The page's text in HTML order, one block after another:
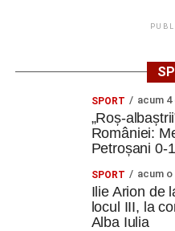
SPORT acum 4
„Roș-
României:
Petroșani 0-
SPORT acum o
Ilie Arion de
locul III, la
Alba Iulia